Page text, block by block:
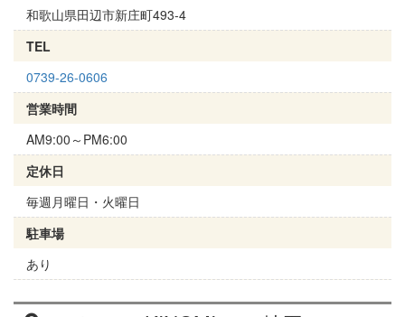
和歌山県田辺市新庄町493-4
TEL
0739-26-0606
営業時間
AM9:00～PM6:00
定休日
毎週月曜日・火曜日
駐車場
あり